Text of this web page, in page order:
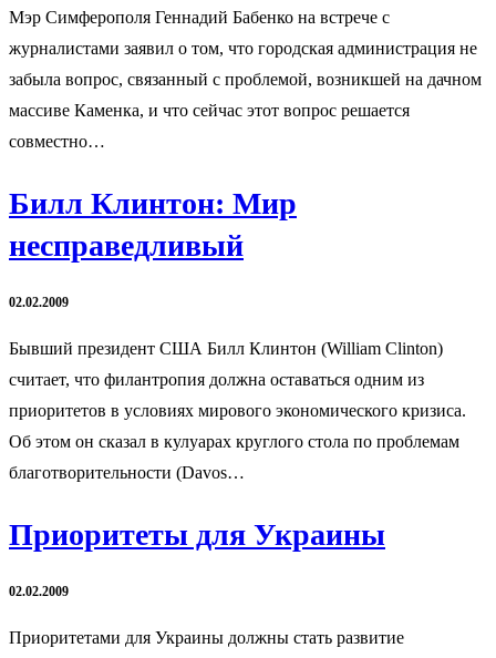
Мэр Симферополя Геннадий Бабенко на встрече с
журналистами заявил о том, что городская администрация не
забыла вопрос, связанный с проблемой, возникшей на дачном
массиве Каменка, и что сейчас этот вопрос решается
совместно…
Билл Клинтон: Мир
несправедливый
02.02.2009
Бывший президент США Билл Клинтон (William Clinton)
считает, что филантропия должна оставаться одним из
приоритетов в условиях мирового экономического кризиса.
Об этом он сказал в кулуарах круглого стола по проблемам
благотворительности (Davos…
Приоритеты для Украины
02.02.2009
Приоритетами для Украины должны стать развитие